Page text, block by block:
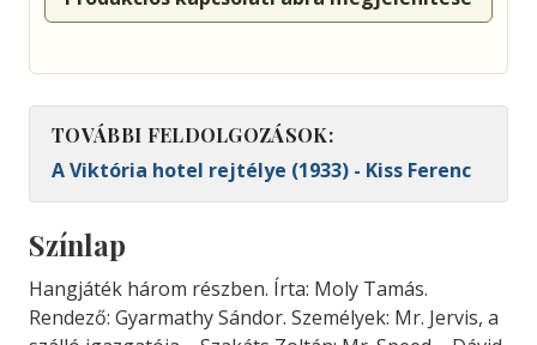
TOVÁBBI FELDOLGOZÁSOK:
A Viktória hotel rejtélye (1933) - Kiss Ferenc
Színlap
Hangjáték három részben. Írta: Moly Tamás.
Rendező: Gyarmathy Sándor. Személyek: Mr. Jervis, a